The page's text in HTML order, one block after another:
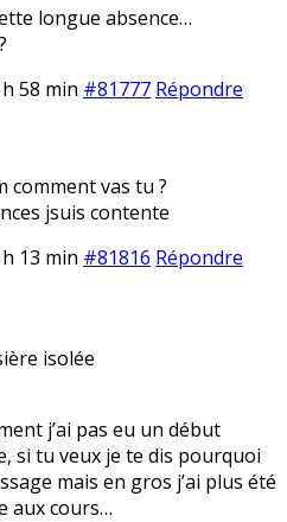
longue absence…
58 min #81777 Répondre
comment vas tu ?
jsuis contente
13 min #81816 Répondre
isolée
j’ai pas eu un début
si tu veux je te dis pourquoi
mais en gros j’ai plus été
aux cours…